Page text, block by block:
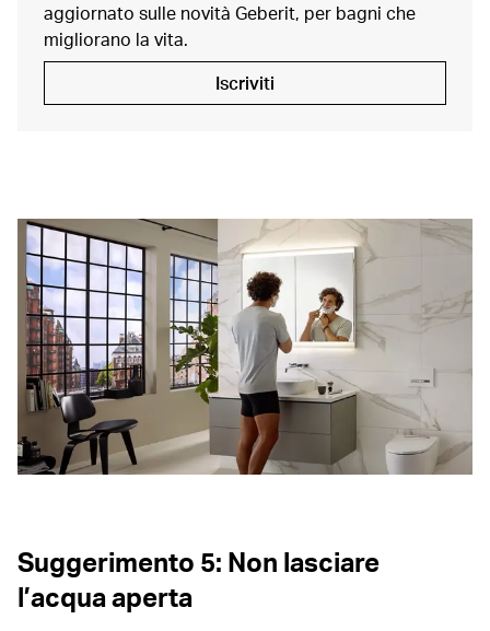
aggiornato sulle novità Geberit, per bagni che
migliorano la vita.
Iscriviti
Suggerimento 5: Non lasciare
l’acqua aperta